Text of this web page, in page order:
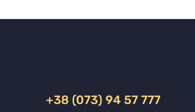
+38 (073) 94 57 777